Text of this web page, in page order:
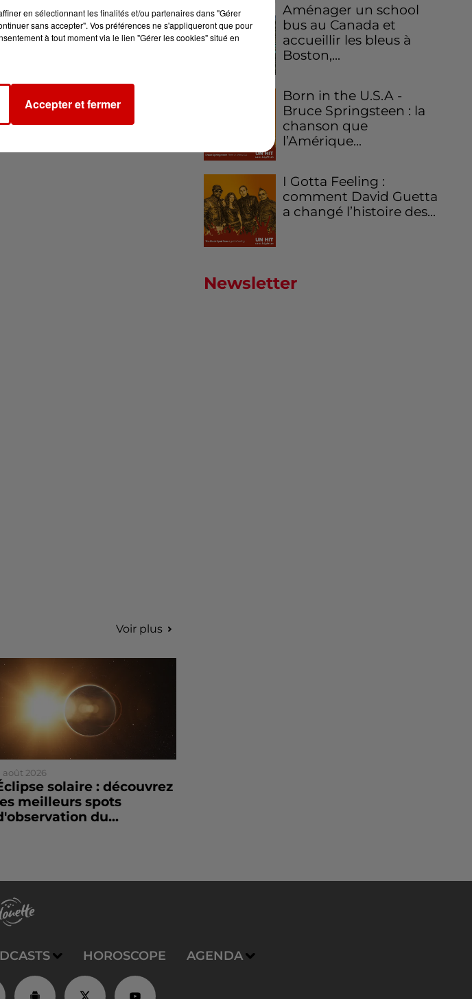
Aménager un school
bus au Canada et
accueillir les bleus à
Boston,...
Born in the U.S.A -
Bruce Springsteen : la
chanson que
l’Amérique...
I Gotta Feeling :
comment David Guetta
a changé l’histoire des...
Newsletter
Voir plus
août 2026
solaire : découvrez
meilleurs spots
du...
HOROSCOPE AGENDA
en sélectionnant les finalités et/ou partenaires dans "Gérer
sans accepter". Vos préférences ne s'appliqueront que pour
à tout moment via le lien "Gérer les cookies" situé en
Accepter et fermer